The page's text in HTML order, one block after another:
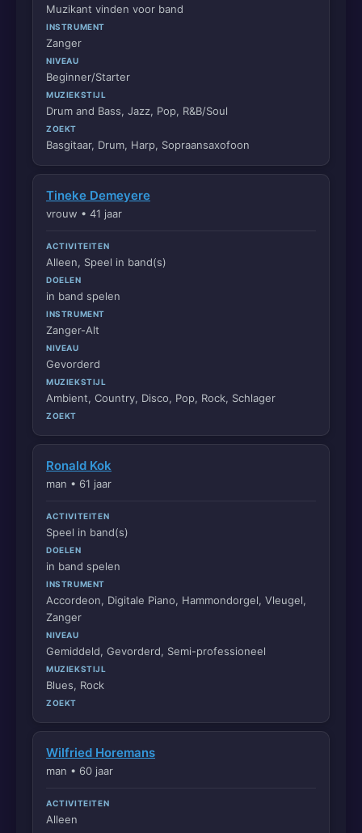
Muzikant vinden voor band
INSTRUMENT
Zanger
NIVEAU
Beginner/Starter
MUZIEKSTIJL
Drum and Bass, Jazz, Pop, R&B/Soul
ZOEKT
Basgitaar, Drum, Harp, Sopraansaxofoon
Tineke Demeyere
vrouw • 41 jaar
ACTIVITEITEN
Alleen, Speel in band(s)
DOELEN
in band spelen
INSTRUMENT
Zanger-Alt
NIVEAU
Gevorderd
MUZIEKSTIJL
Ambient, Country, Disco, Pop, Rock, Schlager
ZOEKT
Ronald Kok
man • 61 jaar
ACTIVITEITEN
Speel in band(s)
DOELEN
in band spelen
INSTRUMENT
Accordeon, Digitale Piano, Hammondorgel, Vleugel,
Zanger
NIVEAU
Gemiddeld, Gevorderd, Semi-professioneel
MUZIEKSTIJL
Blues, Rock
ZOEKT
Wilfried Horemans
man • 60 jaar
ACTIVITEITEN
Alleen